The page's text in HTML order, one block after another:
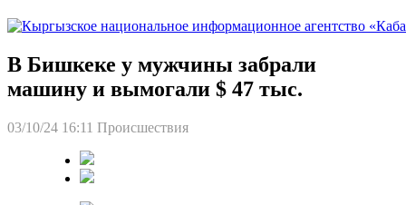
В Бишкеке у мужчины забрали
машину и вымогали $ 47 тыс.
03/10/24 16:11 Происшествия